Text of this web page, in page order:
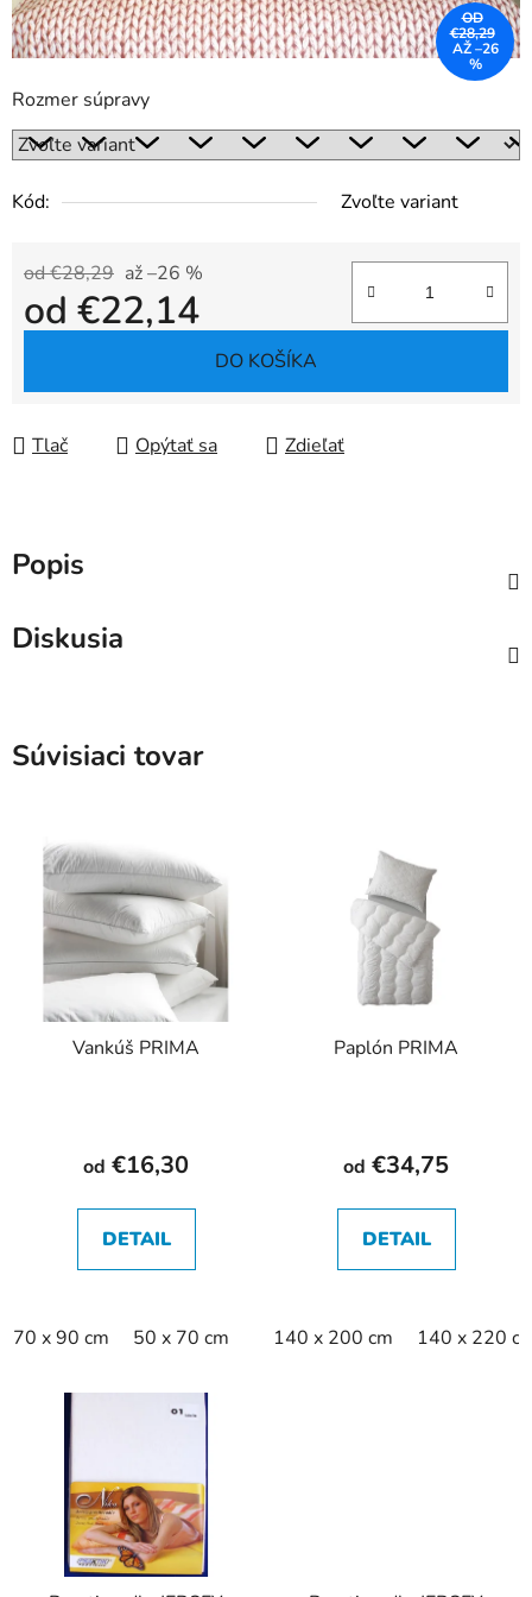
Rozmer súpravy
Kód: Zvoľte variant
od €28,29 až –26 %
od €22,14
DO KOŠÍKA
Tlač Opýtať sa Zdieľať
OD
€28,29
AŽ –26
%
Popis
Diskusia
Súvisiaci tovar
Vankúš PRIMA
od €16,30
DETAIL
70 x 90 cm 50 x 70 cm
Paplón PRIMA
od €34,75
DETAIL
140 x 200 cm 140 x 220